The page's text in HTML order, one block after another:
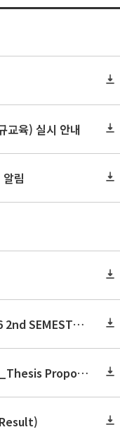
교육) 실시 안내
림
2026학년도 2학기 보건대학원 강의시간표(revised 260803)(2026 2nd SEMESTER SNU GSPH TIMETABLE)
2026학년도 2학기 논문작성계획서 제출 안내(박사 초심 일정 포함)_Thesis Proposal